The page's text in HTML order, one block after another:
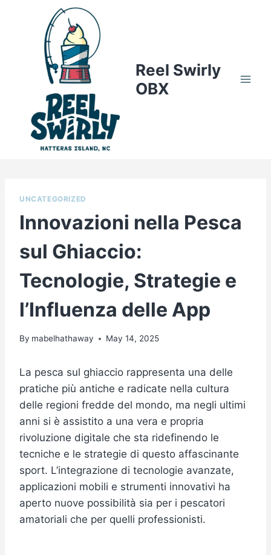
Reel Swirly
OBX
UNCATEGORIZED
Innovazioni nella Pesca
sul Ghiaccio:
Tecnologie, Strategie e
l’Influenza delle App
By mabelhathaway May 14, 2025
La pesca sul ghiaccio rappresenta una delle
pratiche più antiche e radicate nella cultura
delle regioni fredde del mondo, ma negli ultimi
anni si è assistito a una vera e propria
rivoluzione digitale che sta ridefinendo le
tecniche e le strategie di questo affascinante
sport. L’integrazione di tecnologie avanzate,
applicazioni mobili e strumenti innovativi ha
aperto nuove possibilità sia per i pescatori
amatoriali che per quelli professionisti.